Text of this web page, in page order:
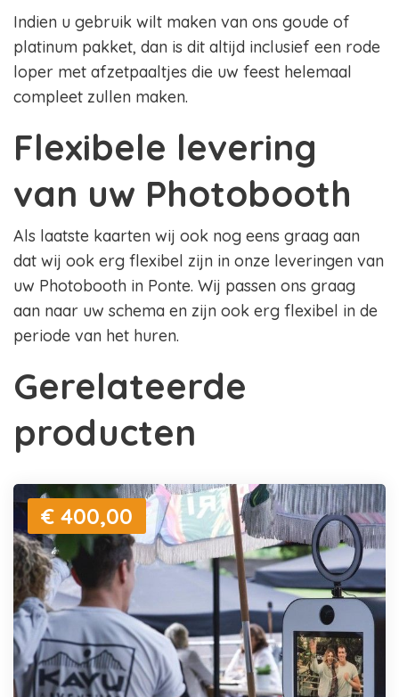
Indien u gebruik wilt maken van ons goude of
platinum pakket, dan is dit altijd inclusief een rode
loper met afzetpaaltjes die uw feest helemaal
compleet zullen maken.
Flexibele levering
van uw Photobooth
Als laatste kaarten wij ook nog eens graag aan
dat wij ook erg flexibel zijn in onze leveringen van
uw Photobooth in Ponte. Wij passen ons graag
aan naar uw schema en zijn ook erg flexibel in de
periode van het huren.
Gerelateerde
producten
€ 400,00